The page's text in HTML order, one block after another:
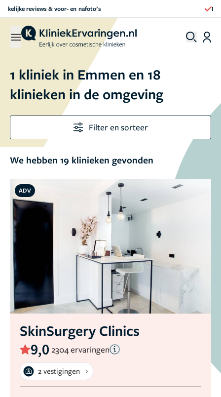
Direct een afspraak maken
1 kliniek in Emmen en 18
klinieken in de omgeving
Filter en sorteer
We hebben 19 klinieken gevonden
ADV
SkinSurgery Clinics
9,0 2304 ervaringen
2 vestigingen